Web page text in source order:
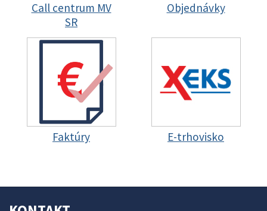
Call centrum MV
SR
Objednávky
Faktúry E-trhovisko